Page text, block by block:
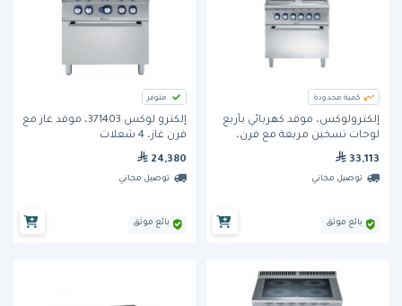
كمية محدودة
إلكترولوكس، موقد كهربائي بأربع
لوحات تسخين مربعة مع فرن،
33,113
توصيل مجاني
بائع موثق
متوفر
إلكترو لوكس 371403، موقد غاز مع
فرن غاز، 4 شعلات
24,380
توصيل مجاني
بائع موثق